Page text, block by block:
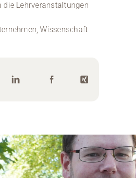
die Lehrveranstaltungen
Wissenschaft